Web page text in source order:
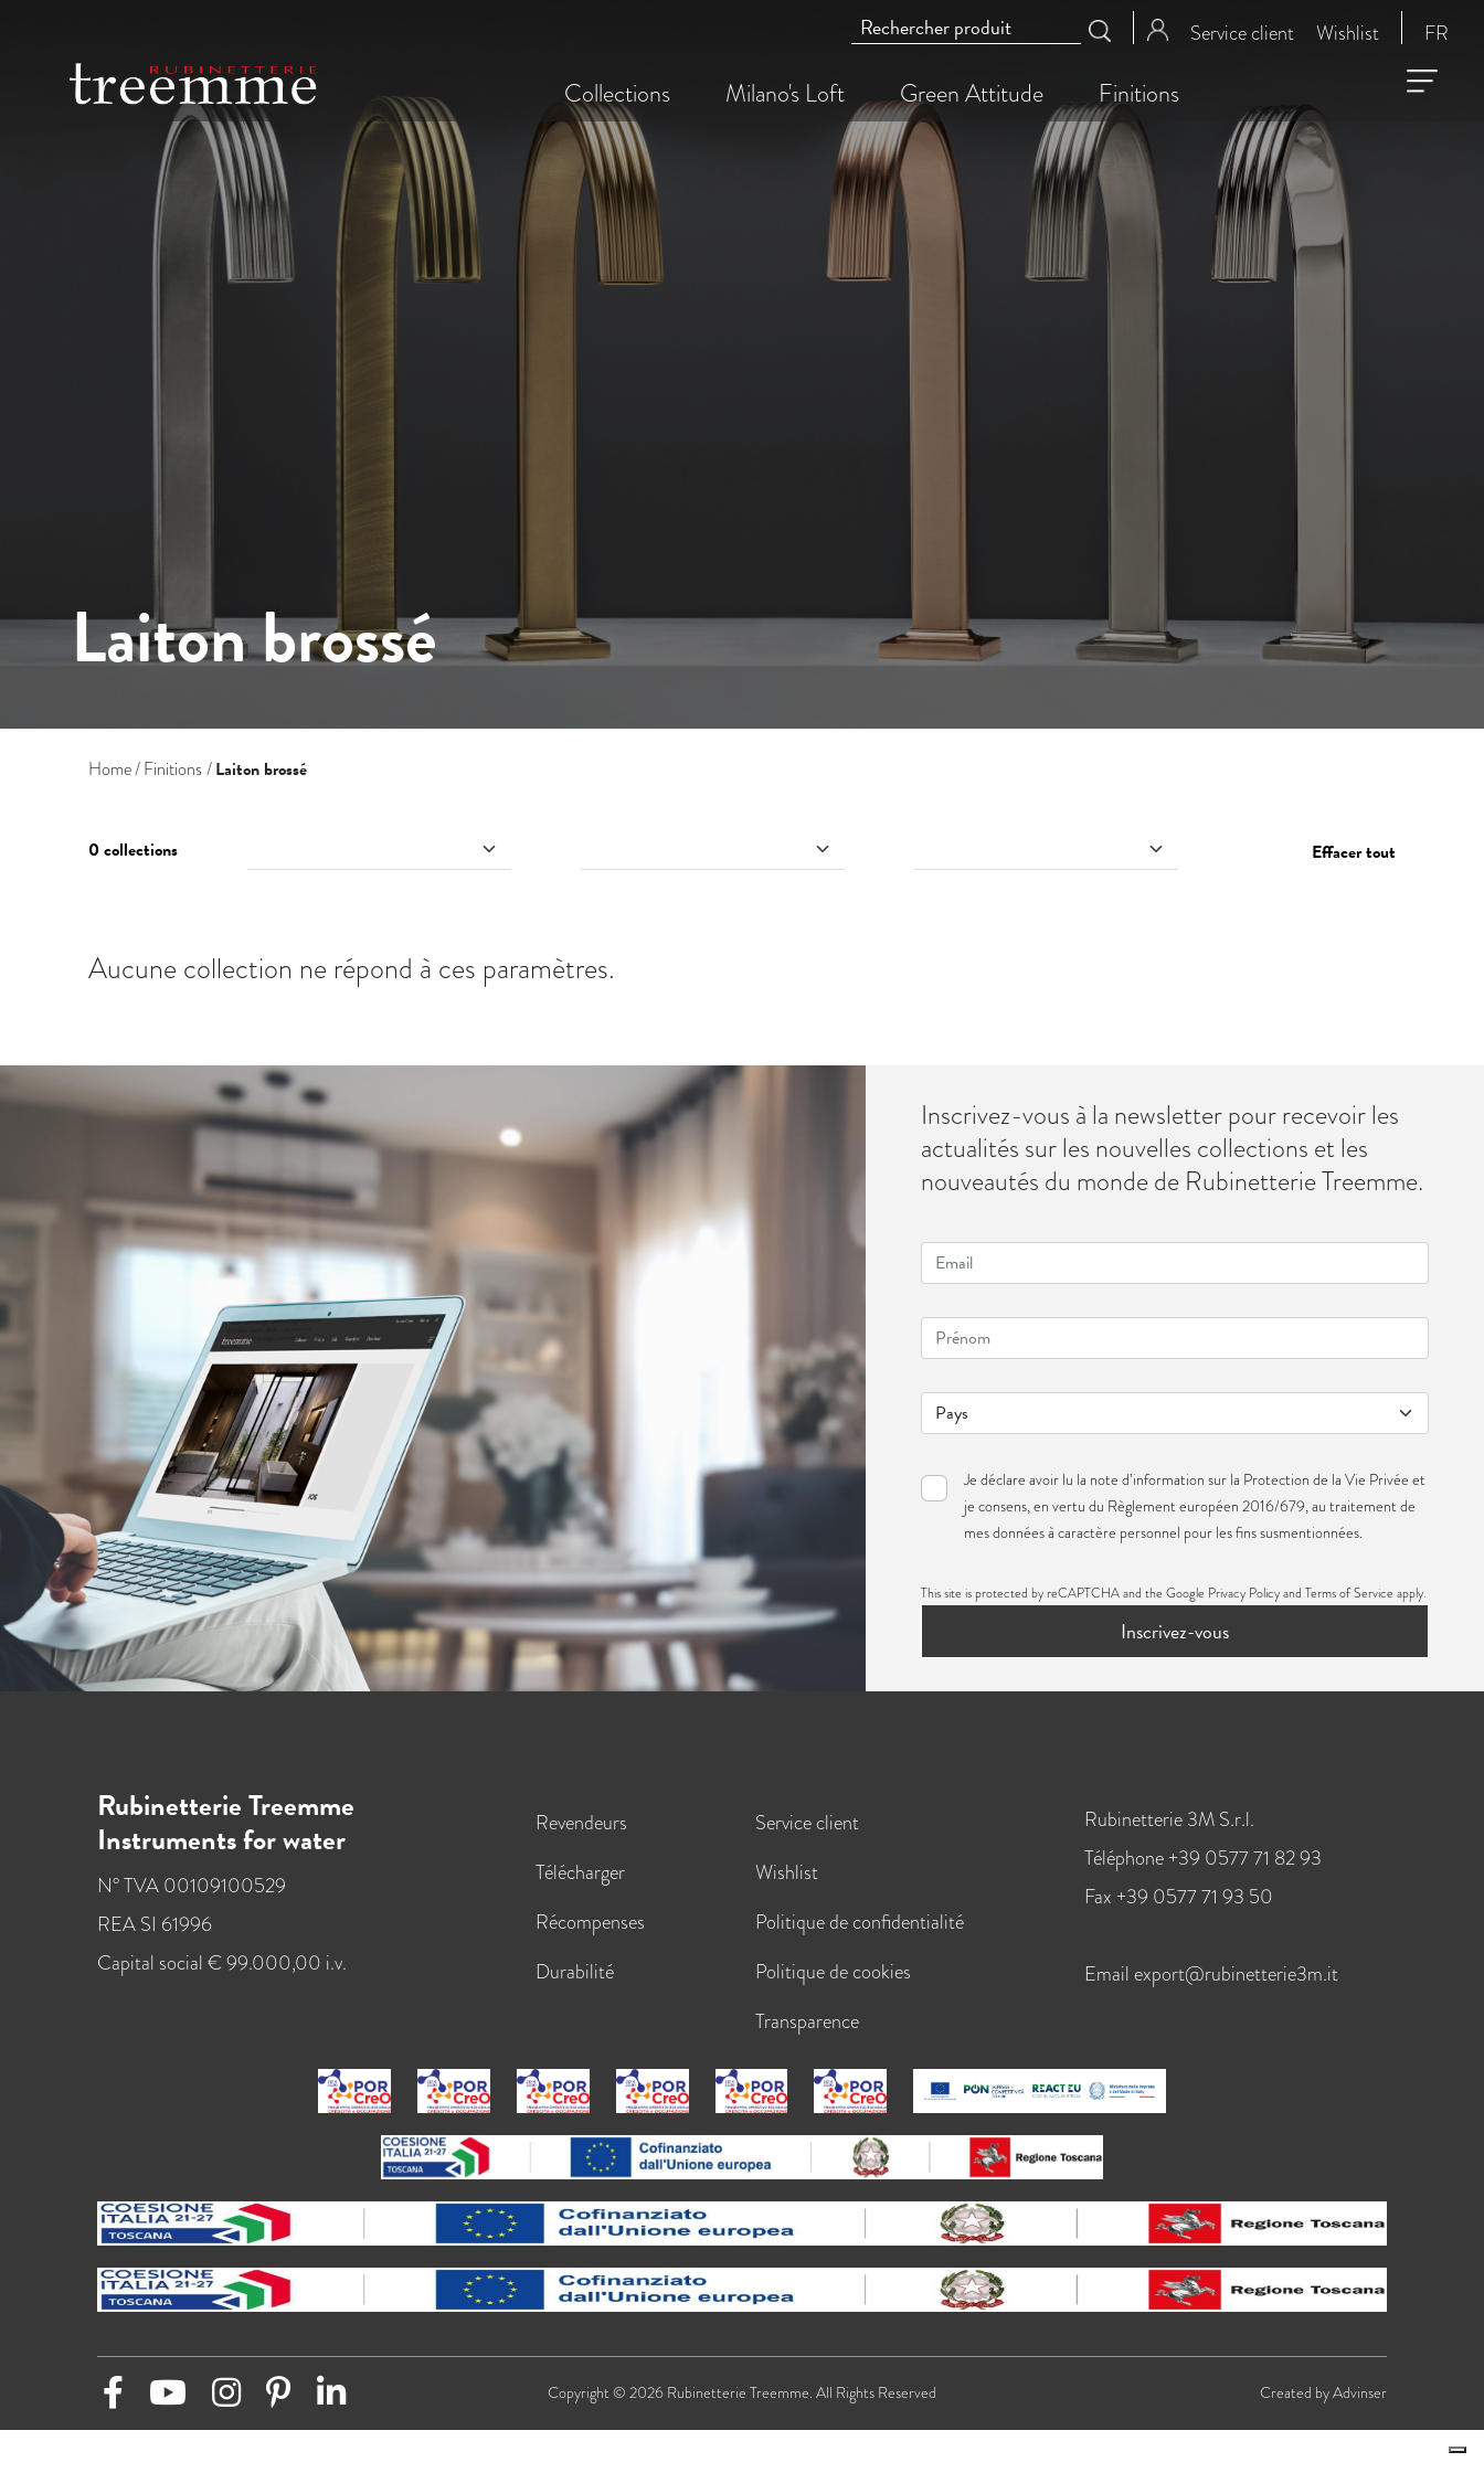
Service client Wishlist FR
Collections Milano's Loft Green Attitude Finitions
Laiton brossé
Home Finitions Laiton brossé
0 collections Effacer tout
Aucune collection ne répond à ces paramètres.
Inscrivez-vous à la newsletter pour recevoir les
actualités sur les nouvelles collections et les
nouveautés du monde de Rubinetterie Treemme.
Je déclare avoir lu la note d’information sur la Protection de la Vie Privée et
je consens, en vertu du Règlement européen 2016/679, au traitement de
mes données à caractère personnel pour les fins susmentionnées.
This site is protected by reCAPTCHA and the Google Privacy Policyand Terms of Service apply.
Inscrivez-vous
Rubinetterie Treemme
Instruments for water
N° TVA 00109100529
REA SI 61996
Capital social € 99.000,00 i.v.
Revendeurs
Télécharger
Récompenses
Durabilité
Service client
Wishlist
Politique de confidentialité
Politique de cookies
Transparence
Rubinetterie 3M S.r.l.
Téléphone +39 0577 71 82 93
Fax +39 0577 71 93 50
Email export@rubinetterie3m.it
Copyright © 2026 Rubinetterie Treemme. All Rights Reserved Created byAdvinser